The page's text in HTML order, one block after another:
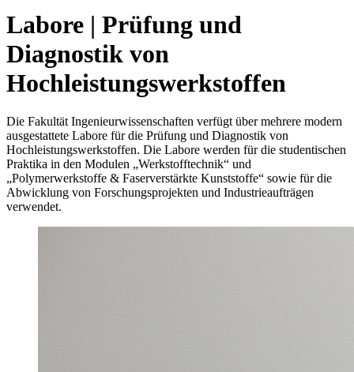
Labore | Prüfung und
Diagnostik von
Hochleistungswerkstoffen
Die Fakultät Ingenieurwissenschaften verfügt über mehrere modern
ausgestattete Labore für die Prüfung und Diagnostik von
Hochleistungswerkstoffen. Die Labore werden für die studentischen
Praktika in den Modulen „Werkstofftechnik“ und
„Polymerwerkstoffe & Faserverstärkte Kunststoffe“ sowie für die
Abwicklung von Forschungsprojekten und Industrieaufträgen
verwendet.